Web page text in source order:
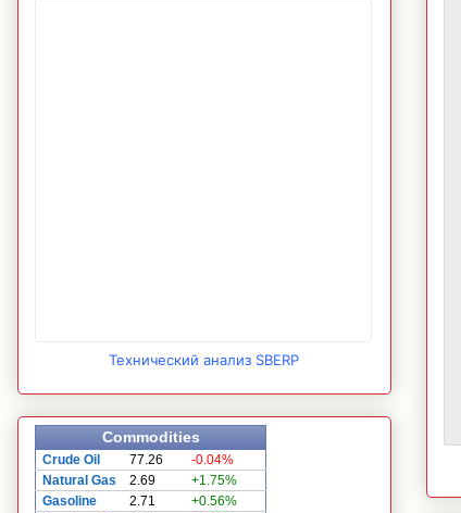
Технический анализ SBERP
Commodities
Crude Oil 77.26
-0.04%
Natural Gas
2.69
+1.75%
Gasoline
2.71
+0.56%